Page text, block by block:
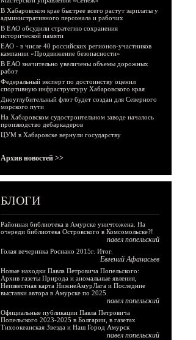
В Хабаровском крае быстрее всего растут зарплаты у
административного персонала и рабочих
В ЕАО обсудили стратегию сохранения
исторической памяти
ЕАО - в числе 40 российских регионов-участников
кампании «Продвижение безопасности»
В ЕАО значительно увеличены объемы дорожных
работ
Федеральный эксперт по достоинству оценил
спортивную инфраструктуру Хабаровского края
Дноуглубительный флот будет создан для Северного
морского пути
На Хабаровском судостроительном заводе началось
производство дебаркадеров
ЦУМ в Хабаровске вернули государству
Архив новостей >>
БЛОГИ
Районная библиотека в Амурске уничтожена. На
очереди библиотека Островского в Комсомольске?!
павел попельский
Голая вечеринка Роснано 2015г. Итог.
Евгений Афанасьев
Новые находки Павла Петровича Попельского:
Архив газеты Природа и аномальные явления,
Неизвестная карта НижнеАмурЛага и Последние
выставки автора в Амурске по 2025
павел попельский
Официальные публикации Павла Петровича
Попельского 2023-2025 в Болгарии, в газетах
Тихоокеанская Звезда и Наш Город Амурск
павел попельский